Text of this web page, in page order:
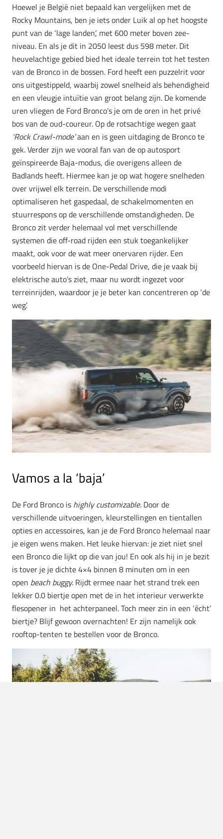
Hoewel je België niet bepaald kan vergelijken met de
Rocky Mountains, ben je iets onder Luik al op het hoogste
punt van de ‘lage landen’, met 600 meter boven zee-
niveau. En als je dit in 2050 leest dus 598 meter. Dit
heuvelachtige gebied bied het ideale terrein tot het testen
van de Bronco in de bossen. Ford heeft een puzzelrit voor
ons uitgestippeld, waarbij zowel snelheid als behendigheid
en een vleugje intuïtie van groot belang zijn. De komende
uren vliegen de Ford Bronco’s je om de oren in het privé
bos van de oud-coureur. Op de rotsachtige wegen gaat
‘Rock Crawl-mode’aan en is geen uitdaging de Bronco te
gek. Verder zijn we vooral fan van de op autosport
geïnspireerde Baja-modus, die overigens alleen de
Badlands heeft. Hiermee kan je op wat hogere snelheden
over vrijwel elk terrein. De verschillende modi
optimaliseren het gaspedaal, de schakelmomenten en
stuurrespons op de verschillende omstandigheden. De
Bronco zit verder helemaal vol met verschillende
systemen die off-road rijden een stuk toegankelijker
maakt, ook voor de wat meer onervaren rijder. Een
voorbeeld hiervan is de One-Pedal Drive, die je vaak bij
elektrische auto’s ziet, maar nu wordt ingezet voor
terreinrijden, waardoor je je beter kan concentreren op ‘de
weg’.
Vamos a la ‘baja’
De Ford Bronco is highly customizable. Door de
verschillende uitvoeringen, kleurstellingen en tientallen
opties en accessoires, kan je de Ford Bronco helemaal naar
je eigen wens maken. Het leuke hiervan: je ziet niet snel
een Bronco die lijkt op die van jou! En ook als hij in je bezit
is tover je je dichte 4×4 binnen 8 minuten om in een
open beach buggy. Rijdt ermee naar het strand trek een
lekker 0.0 biertje open met de in het interieur verwerkte
flesopener in het achterpaneel. Toch meer zin in een ‘écht’
biertje? Blijf gewoon overnachten! Er zijn namelijk ook
rooftop-tenten te bestellen voor de Bronco.